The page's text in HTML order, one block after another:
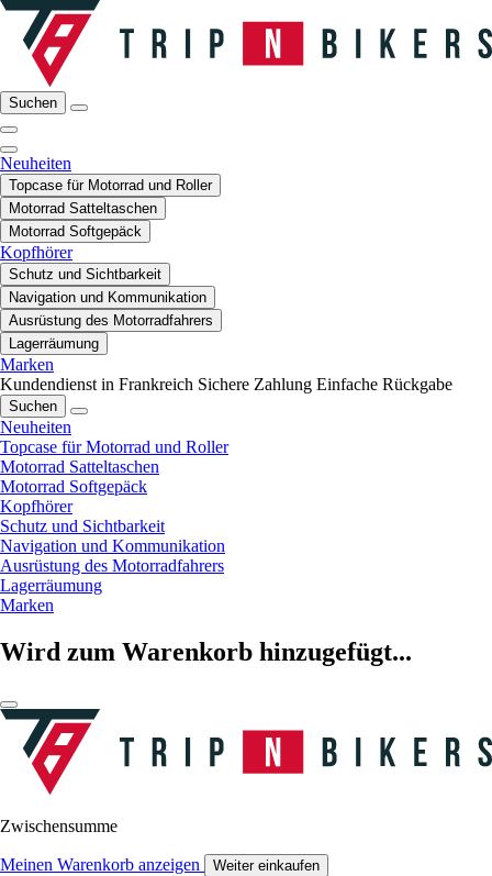
Suchen
Neuheiten
Topcase für Motorrad und Roller
Motorrad Satteltaschen
Motorrad Softgepäck
Kopfhörer
Schutz und Sichtbarkeit
Navigation und Kommunikation
Ausrüstung des Motorradfahrers
Lagerräumung
Marken
Kundendienst in Frankreich Sichere Zahlung Einfache Rückgabe
Suchen
Neuheiten
Topcase für Motorrad und Roller
Motorrad Satteltaschen
Motorrad Softgepäck
Kopfhörer
Schutz und Sichtbarkeit
Navigation und Kommunikation
Ausrüstung des Motorradfahrers
Lagerräumung
Marken
Wird zum Warenkorb hinzugefügt...
Zwischensumme
Meinen Warenkorb anzeigen Weiter einkaufen